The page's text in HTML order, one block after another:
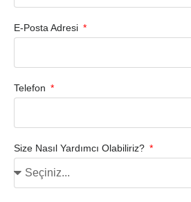
E-Posta Adresi
Telefon
Size Nasıl Yardımcı Olabiliriz?